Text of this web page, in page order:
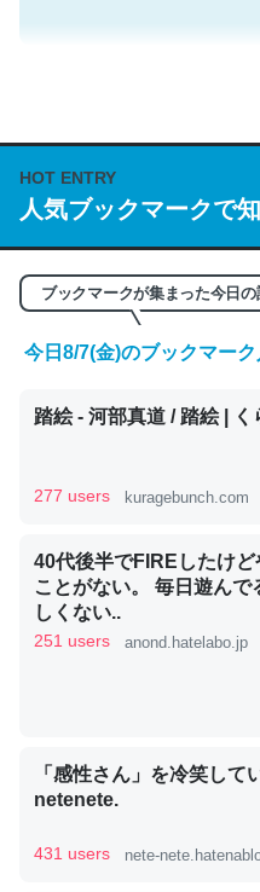
説してる記事が少ないので
https://
/064121
─GPTの仕組みと限界について
くらい。小説でいう「ずっ
ど、短期記憶というには
かりやすく強くなりそう
昆虫ってカルシウム少な
コオロギのカルシウム分は
HOT ENTRY
人気ブックマークで
ブックマークが集まった今日の
今日8/7(金)のブックマー
踏絵 - 河部真道 / 踏絵 | く
277 users kuragebunch.com
40代後半でFIREしたけど
ことがない。 毎日遊んで
しくない..
251 users anond.hatelabo.jp
「感性さん」を冷笑して
netenete.
431 users nete-